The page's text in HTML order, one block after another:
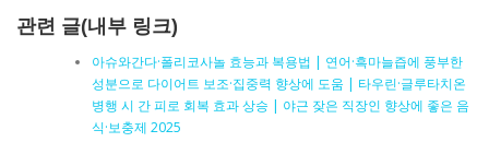
관련 글(내부 링크)
아슈와간다·폴리코사놀 효능과 복용법 | 연어·흑마늘즙에 풍부한
성분으로 다이어트 보조·집중력 향상에 도움 | 타우린·글루타치온
병행 시 간 피로 회복 효과 상승 | 야근 잦은 직장인 향상에 좋은 음
식·보충제 2025